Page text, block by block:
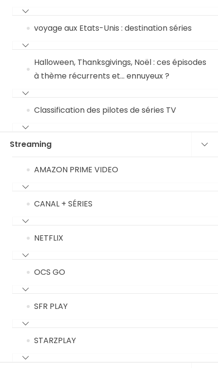
voyage aux Etats-Unis : destination séries
Halloween, Thanksgivings, Noël : ces épisodes
à thème récurrents et… ennuyeux ?
Classification des pilotes de séries TV
Streaming
AMAZON PRIME VIDEO
CANAL + SÉRIES
NETFLIX
OCS GO
SFR PLAY
STARZPLAY